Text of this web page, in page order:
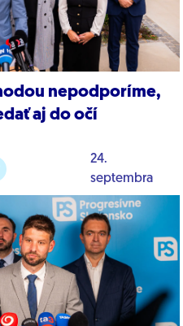
nepodporíme,
aj do očí
24.
septembra